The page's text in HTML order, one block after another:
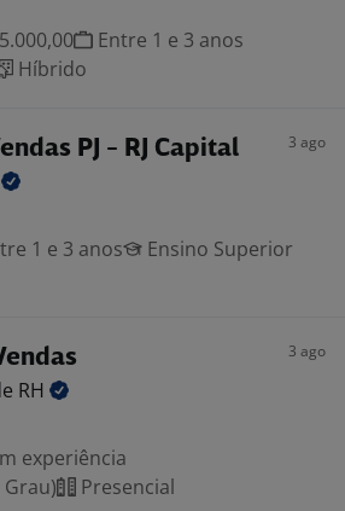
Entre 1 e 3 anos
Híbrido
PJ - RJ Capital 3 ago
1 e 3 anos
Ensino Superior
3 ago
RH
experiência
Grau)
Presencial